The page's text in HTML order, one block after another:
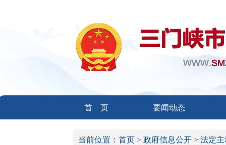
首 页 要闻动态
当前位置： 首页 > 政府信息公开 > 法定